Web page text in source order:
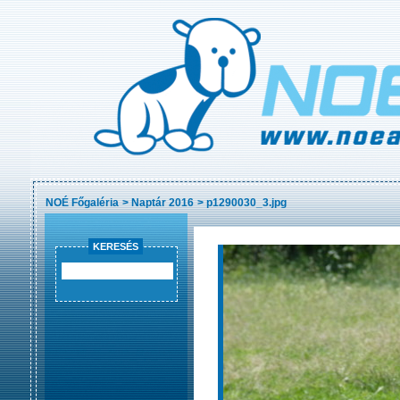
NOÉ Főgaléria >Naptár 2016 >p1290030_3.jpg
KERESÉS